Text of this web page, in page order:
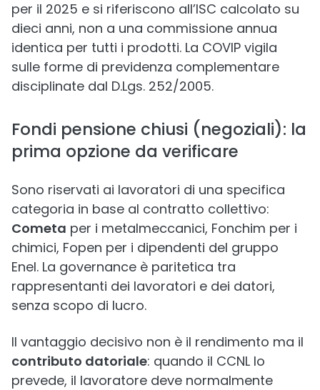
per il 2025 e si riferiscono all’ISC calcolato su
dieci anni, non a una commissione annua
identica per tutti i prodotti. La COVIP vigila
sulle forme di previdenza complementare
disciplinate dal D.Lgs. 252/2005.
Fondi pensione chiusi (negoziali): la
prima opzione da verificare
Sono riservati ai lavoratori di una specifica
categoria in base al contratto collettivo:
Cometa per i metalmeccanici, Fonchim per i
chimici, Fopen per i dipendenti del gruppo
Enel. La governance è paritetica tra
rappresentanti dei lavoratori e dei datori,
senza scopo di lucro.
Il vantaggio decisivo non è il rendimento ma il
contributo datoriale: quando il CCNL lo
prevede, il lavoratore deve normalmente